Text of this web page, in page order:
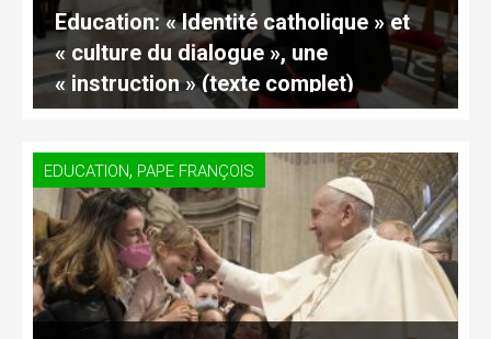
Education: « Identité catholique » et
« culture du dialogue », une
« instruction » (texte complet)
EDUCATION, PAPE FRANÇOIS